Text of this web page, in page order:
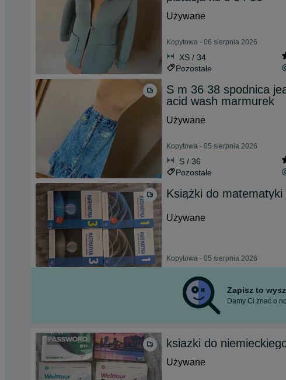
Używane
Kopytowa - 06 sierpnia 2026
XS / 34
Pozostałe
S m 36 38 spodnica
acid wash marmurek
Używane
Kopytowa - 05 sierpnia 2026
S / 36
Pozostałe
Książki do matematyki
Używane
Kopytowa - 05 sierpnia 2026
Zapisz to
Damy Ci znać o
ksiazki do
Używane